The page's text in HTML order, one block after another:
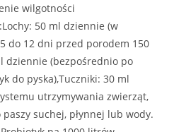
wilgotności
50 ml dziennie (w
do 12 dni przed porodem 150
dziennie (bezpośrednio po
do pyska),Tuczniki: 30 ml
utrzymywania zwierząt,
suchej, płynnej lub wody.